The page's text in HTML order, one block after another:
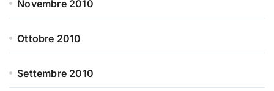
Novembre 2010
Ottobre 2010
Settembre 2010